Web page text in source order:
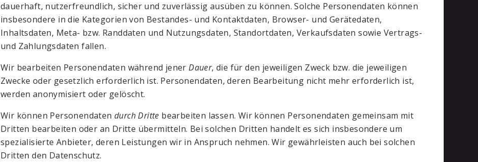
dauerhaft, nutzerfreundlich, sicher und zuverlässig ausüben zu können. Solche Personendaten können
insbesondere in die Kategorien von Bestandes- und Kontaktdaten, Browser- und Gerätedaten,
Inhaltsdaten, Meta- bzw. Randdaten und Nutzungsdaten, Standortdaten, Verkaufsdaten sowie Vertrags-
und Zahlungsdaten fallen.
Wir bearbeiten Personendaten während jenerDauer, die für den jeweiligen Zweck bzw. die jeweiligen
Zwecke oder gesetzlich erforderlich ist. Personendaten, deren Bearbeitung nicht mehr erforderlich ist,
werden anonymisiert oder gelöscht.
Wir können Personendaten durch Dritte bearbeiten lassen. Wir können Personendaten gemeinsam mit
Dritten bearbeiten oder an Dritte übermitteln. Bei solchen Dritten handelt es sich insbesondere um
spezialisierte Anbieter, deren Leistungen wir in Anspruch nehmen. Wir gewährleisten auch bei solchen
Dritten den Datenschutz.